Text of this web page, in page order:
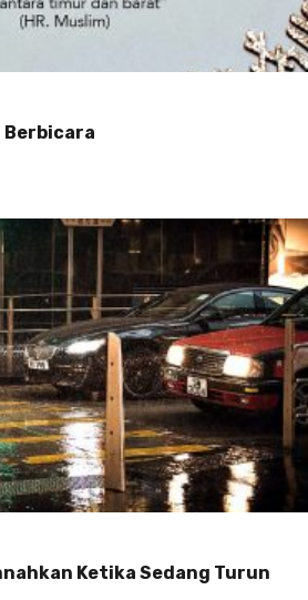
Berbicara
Ketika Sedang Turun